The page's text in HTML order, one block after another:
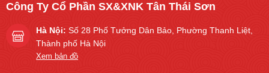
Công Ty Cổ Phần SX&XNK Tân Thái Sơn
Hà Nội: Số 28 Phố Tưởng Dân Bảo, Phường Thanh Liệt,
Thành phố Hà Nội
Xem bản đồ